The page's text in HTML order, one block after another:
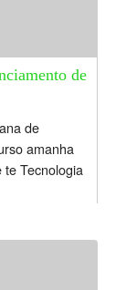
de
de
amanha
te Tecnologia